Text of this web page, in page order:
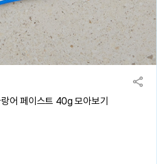
어 페이스트 40g 모아보기